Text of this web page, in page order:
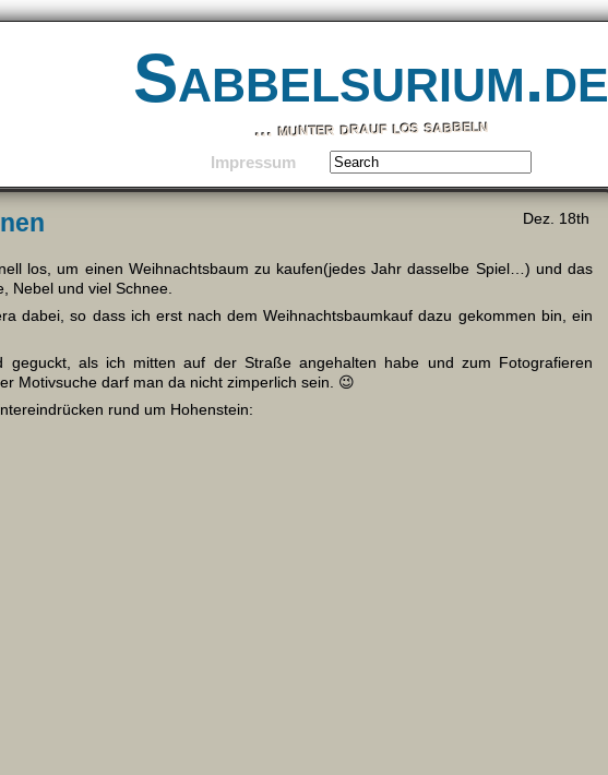
Sabbelsurium.de
… munter drauf los sabbeln
Impressum
Dez. 18th
los, um einen Weihnachtsbaum zu kaufen(jedes Jahr dasselbe Spiel…) und das
Nebel und viel Schnee.
dabei, so dass ich erst nach dem Weihnachtsbaumkauf dazu gekommen bin, ein
geguckt, als ich mitten auf der Straße angehalten habe und zum Fotografieren
Motivsuche darf man da nicht zimperlich sein. 😉
rund um Hohenstein: